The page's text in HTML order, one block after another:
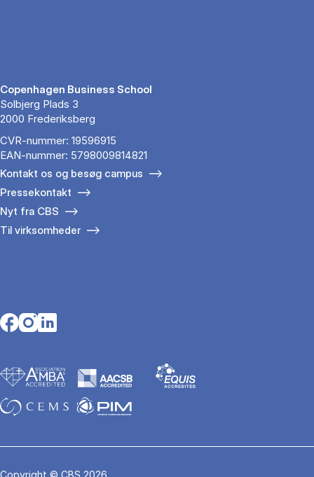
Copenhagen Business School
Solbjerg Plads 3
2000 Frederiksberg
CVR-nummer: 19596915
EAN-nummer: 5798009814821
Kontakt os og besøg campus
Pressekontakt
Nyt fra CBS
Til virksomheder
Opens in a new tab
Opens in a new tab
Opens in a new tab
Copyright © CBS 2026